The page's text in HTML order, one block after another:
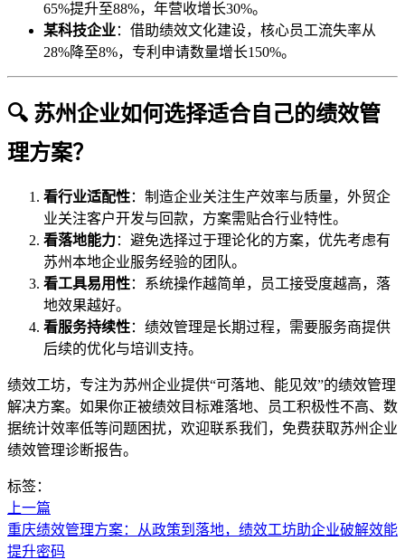
65%提升至88%，年营收增长30%。
某科技企业：借助绩效文化建设，核心员工流失率从
28%降至8%，专利申请数量增长150%。
🔍 苏州企业如何选择适合自己的绩效管
理方案？
看行业适配性：制造企业关注生产效率与质量，外贸企
业关注客户开发与回款，方案需贴合行业特性。
看落地能力：避免选择过于理论化的方案，优先考虑有
苏州本地企业服务经验的团队。
看工具易用性：系统操作越简单，员工接受度越高，落
地效果越好。
看服务持续性：绩效管理是长期过程，需要服务商提供
后续的优化与培训支持。
绩效工坊，专注为苏州企业提供“可落地、能见效”的绩效管理
解决方案。如果你正被绩效目标难落地、员工积极性不高、数
据统计效率低等问题困扰，欢迎联系我们，免费获取苏州企业
绩效管理诊断报告。
标签：
上一篇
重庆绩效管理方案：从政策到落地，绩效工坊助企业破解效能
提升密码